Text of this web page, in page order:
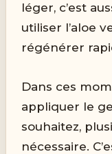
léger, c’est
utiliser l’aloe
régénérer
Dans ces
appliquer le
souhaitez,
nécessaire.